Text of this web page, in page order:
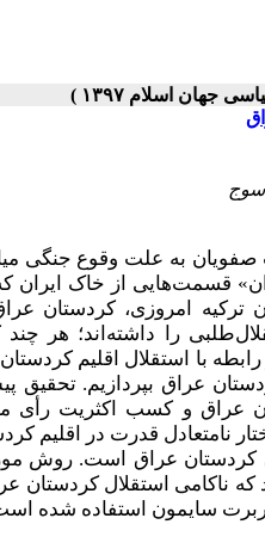
صفویان به علت وقوع جنگی
میلادی به نام جنگ «چالدران»
امروزی، کردستان
را داشته‌اند؛ هر
با استقلال اقلیم
عراق بپردازیم. تحقیق
عراق و کسب اکثریت رأی
نامتعادل قدرت در اقلیم
کردستان عراق است. روش
ناکامی استقلال کردستان
سایمون استفاده شده